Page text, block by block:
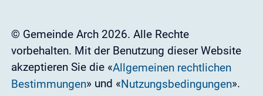
© Gemeinde Arch 2026. Alle Rechte
vorbehalten. Mit der Benutzung dieser Website
akzeptieren Sie die «Allgemeinen rechtlichen
Bestimmungen» und «Nutzungsbedingungen».